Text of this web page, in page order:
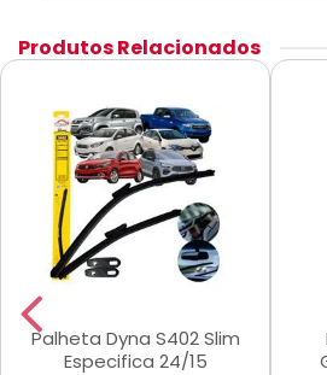
Produtos Relacionados
Palheta Dyna S402 Slim
Especifica 24/15